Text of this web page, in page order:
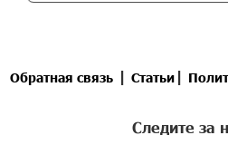
Обратная связь| Статьи|
Следите за